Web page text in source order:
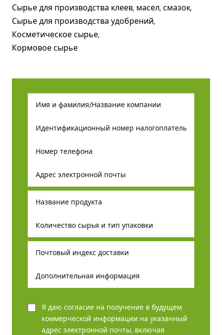
Сырье для производства клеев, масел, смазок,
Сырье для производства удобрений,
Косметическое сырье,
Кормовое сырье
Я даю согласие на получение в будущем
коммерческой информации на указанный
адрес электронной почты, включая